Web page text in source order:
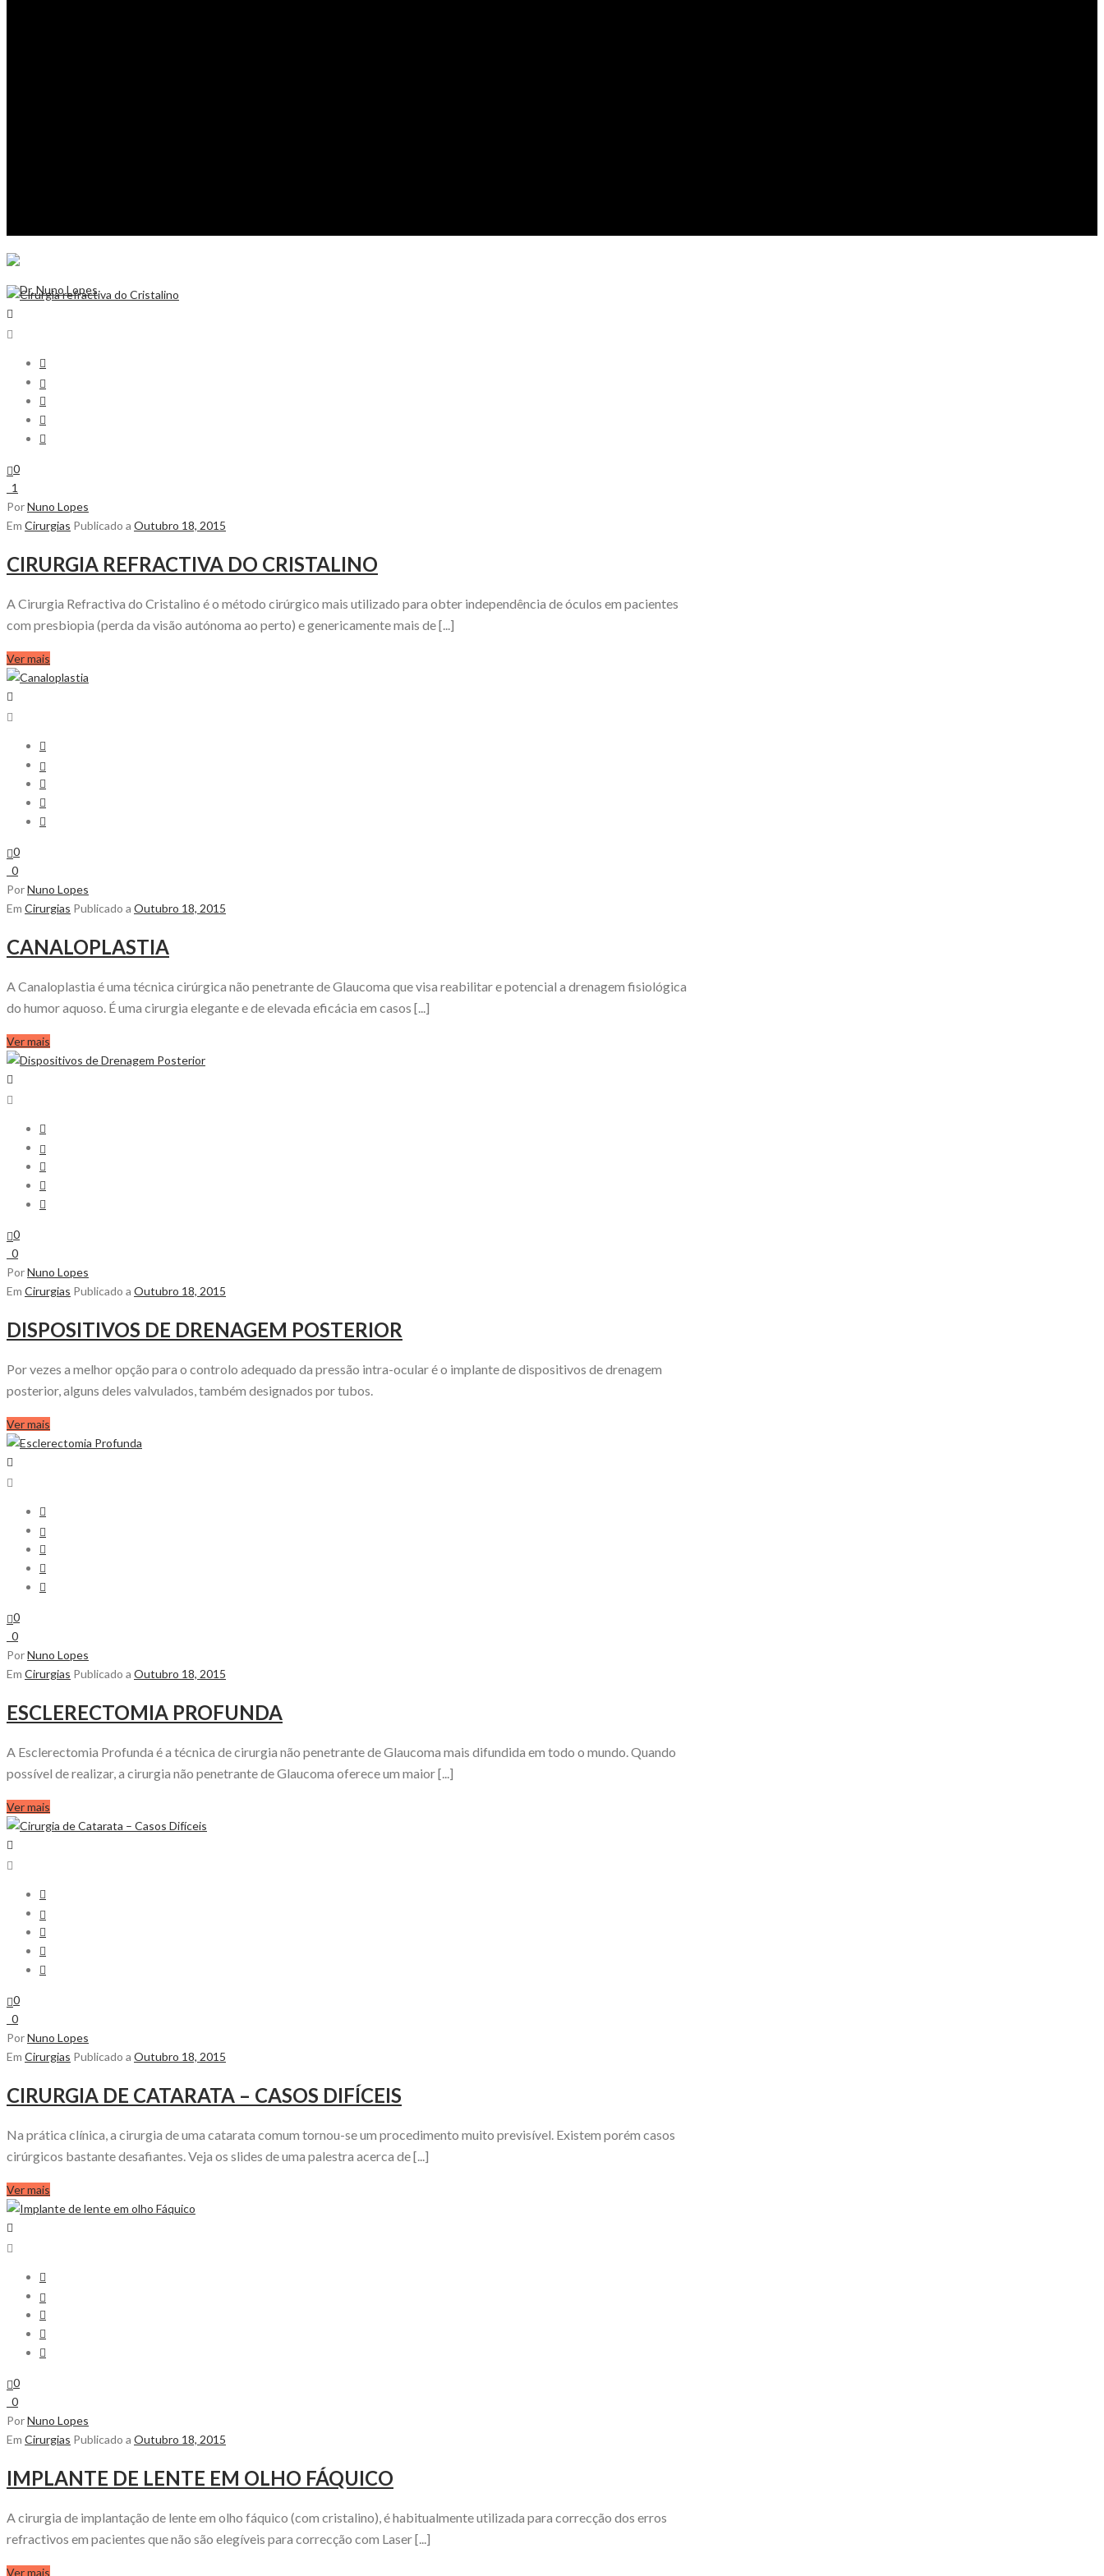
0
1
PorNuno Lopes
Em Cirurgias Publicado a Outubro 18, 2015
CIRURGIA REFRACTIVA DO CRISTALINO
A Cirurgia Refractiva do Cristalino é o método cirúrgico mais utilizado para obter independência de óculos em pacientes
com presbiopia (perda da visão autónoma ao perto) e genericamente mais de [...]
Ver mais
0
0
PorNuno Lopes
Em Cirurgias Publicado a Outubro 18, 2015
CANALOPLASTIA
A Canaloplastia é uma técnica cirúrgica não penetrante de Glaucoma que visa reabilitar e potencial a drenagem fisiológica
do humor aquoso. É uma cirurgia elegante e de elevada eficácia em casos [...]
Ver mais
0
0
PorNuno Lopes
Em Cirurgias Publicado a Outubro 18, 2015
DISPOSITIVOS DE DRENAGEM POSTERIOR
Por vezes a melhor opção para o controlo adequado da pressão intra-ocular é o implante de dispositivos de drenagem
posterior, alguns deles valvulados, também designados por tubos.
Ver mais
0
0
PorNuno Lopes
Em Cirurgias Publicado a Outubro 18, 2015
ESCLERECTOMIA PROFUNDA
A Esclerectomia Profunda é a técnica de cirurgia não penetrante de Glaucoma mais difundida em todo o mundo. Quando
possível de realizar, a cirurgia não penetrante de Glaucoma oferece um maior [...]
Ver mais
0
0
PorNuno Lopes
Em Cirurgias Publicado a Outubro 18, 2015
CIRURGIA DE CATARATA – CASOS DIFÍCEIS
Na prática clínica, a cirurgia de uma catarata comum tornou-se um procedimento muito previsível. Existem porém casos
cirúrgicos bastante desafiantes. Veja os slides de uma palestra acerca de [...]
Ver mais
0
0
PorNuno Lopes
Em Cirurgias Publicado a Outubro 18, 2015
IMPLANTE DE LENTE EM OLHO FÁQUICO
A cirurgia de implantação de lente em olho fáquico (com cristalino), é habitualmente utilizada para correcção dos erros
refractivos em pacientes que não são elegíveis para correcção com Laser [...]
Ver mais